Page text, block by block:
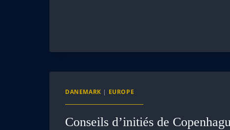
DANEMARK | EUROPE
Conseils d’initiés de